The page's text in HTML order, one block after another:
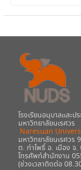
โรงเรียนอนุบาลและป
มหาวิทยาลัยนเรศวร
Naresuan
มหาวิทยาลัยนเรศวร
ต. ท่าโพธิ์ อ. เมือง
โทรศัพท์สำนักงาน
(ช่วงเวลาติดต่อ